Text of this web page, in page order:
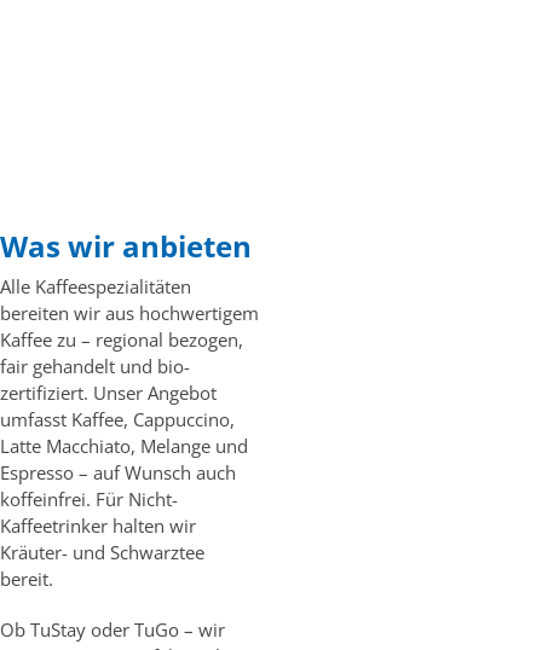
Was wir anbieten
Alle Kaffeespezialitäten
bereiten wir aus hochwertigem
Kaffee zu – regional bezogen,
fair gehandelt und bio-
zertifiziert. Unser Angebot
umfasst Kaffee, Cappuccino,
Latte Macchiato, Melange und
Espresso – auf Wunsch auch
koffeinfrei. Für Nicht-
Kaffeetrinker halten wir
Kräuter- und Schwarztee
bereit.
Ob TuStay oder TuGo – wir